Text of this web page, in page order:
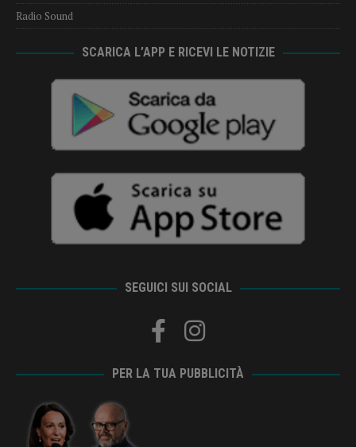
Radio Sound
SCARICA L’APP E RICEVI LE NOTIZIE
SEGUICI SUI SOCIAL
PER LA TUA PUBBLICITÀ